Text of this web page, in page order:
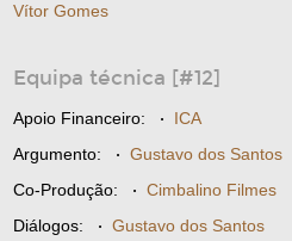
Vítor Gomes
Equipa técnica [#12]
Apoio Financeiro: · ICA
Argumento: · Gustavo dos Santos
Co-Produção: · Cimbalino Filmes
Diálogos: · Gustavo dos Santos